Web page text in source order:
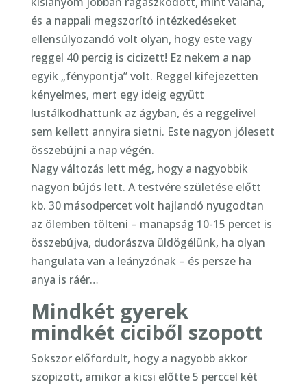
és a nappali megszorító intézkedéseket
ellensúlyozandó volt olyan, hogy este vagy
reggel 40 percig is cicizett! Ez nekem a nap
egyik „fénypontja” volt. Reggel kifejezetten
kényelmes, mert egy ideig együtt
lustálkodhattunk az ágyban, és a reggelivel
sem kellett annyira sietni. Este nagyon jólesett
összebújni a nap végén.
Nagy változás lett még, hogy a nagyobbik
nagyon bújós lett. A testvére születése előtt
kb. 30 másodpercet volt hajlandó nyugodtan
az ölemben tölteni – manapság 10-15 percet is
összebújva, dudorászva üldögélünk, ha olyan
hangulata van a leányzónak – és persze ha
anya is ráér…
Mindkét gyerek
mindkét ciciből szopott
Sokszor előfordult, hogy a nagyobb akkor
szopizott, amikor a kicsi előtte 5 perccel két